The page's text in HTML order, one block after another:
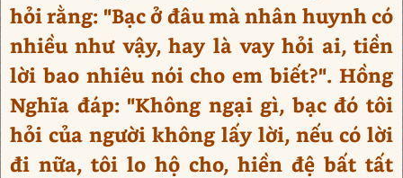
hỏi rằng: "Bạc ở đâu mà nhân huynh có
nhiều như vậy, hay là vay hỏi ai, tiền
lời bao nhiêu nói cho em biết?". Hồng
Nghĩa đáp: "Không ngại gì, bạc đó tôi
hỏi của người không lấy lời, nếu có lời
đi nữa, tôi lo hộ cho, hiền đệ bất tất